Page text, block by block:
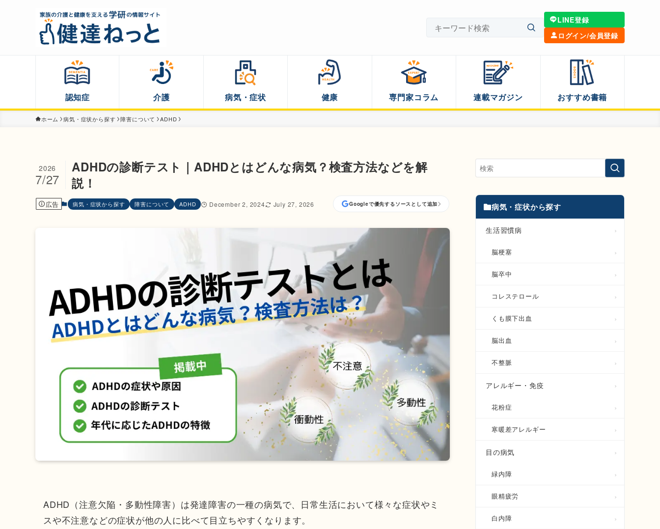
LINE登録
ログイン/会員登録
認知症 介護 病気・症状 健康 専門家コラム 連載マガジン おすすめ書籍
ホーム 病気・症状から探す 障害について ADHD
ADHDの診断テスト｜ADHDとはどんな病気？検査方法などを解
説！
2026
7/27
広告 病気・症状から探す 障害について ADHD December 2, 2024 July 27, 2026 Googleで優先するソースとして追加
ADHD（注意欠陥・多動性障害）は発達障害の一種の病気で、日常生活において様々な症状やミ
スや不注意などの症状が他の人に比べて目立ちやすくなります。
病気・症状から探す
生活習慣病
脳梗塞
脳卒中
コレステロール
くも膜下出血
脳出血
不整脈
アレルギー・免疫
花粉症
寒暖差アレルギー
目の病気
緑内障
眼精疲労
白内障